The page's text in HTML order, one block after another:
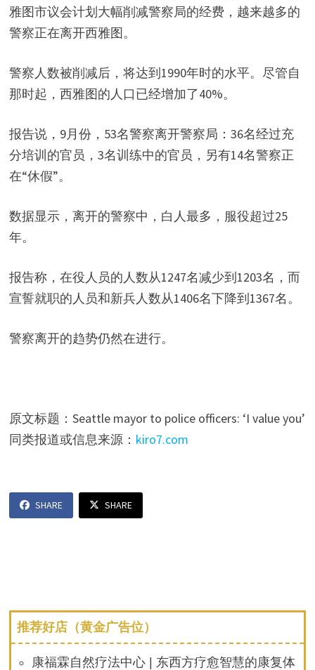
雅图市议会计划大幅削减警察局的经费，越来越多的
警察正在离开西雅图。
警察人数被削减后，将达到1990年时的水平。尽管自
那时起，西雅图的人口已经增加了40%。
报告说，9月份，53名警察离开警察局：36名经过充
分培训的官员，3名训练中的官员，另有14名警察正
在“休假”。
数据显示，离开的警察中，白人最多，服役超过25
年。
报告称，在役人员的人数从1247名减少到1203名，而
宣誓就职的人员和新兵人数从1406名下降到1367名。
警察离开的趋势仍然在进行。
原文标题：Seattle mayor to police officers: ‘I value you’
同类报道或信息来源： kiro7.com
SHARE SHARE
推荐好店（黄金广告位）
康福霖自然疗法中心 | 东西方疗愈智慧的康复体